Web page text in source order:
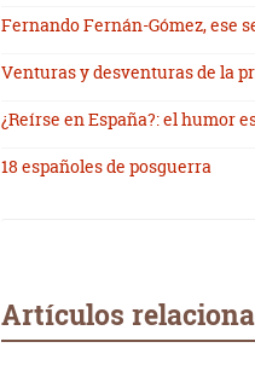
Fernando Fernán-Gómez, ese
Venturas y desventuras de la
¿Reírse en España?: el humor
18 españoles de posguerra
Artículos